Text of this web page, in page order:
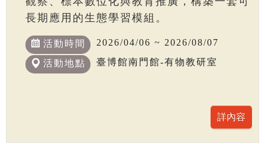
長期應用的生態學習模組。
活動時間 2026/04/06 ~ 2026/08/07
活動地點 臺博館南門館-有物教研室